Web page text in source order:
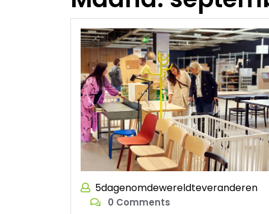
5dagenomdewereldteveranderen
0 Comments